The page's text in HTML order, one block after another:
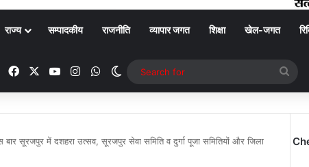
राज्य सम्पादकीय राजनीति व्यापार जगत शिक्षा खेल-जगत
FacebookYouTubeInstagramWhatsApp
Switch skin
for
बार सूरजपुर में दशहरा उत्सव, सूरजपुर सेवा समिति व दुर्गा पूजा समितियों और जिला